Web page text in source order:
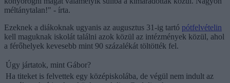
méltánytalan!" - írta.
Ezeknek a diákoknak ugyanis az augusztus 31-ig tartó pótfelvételin
kell maguknak iskolát találni azok közül az intézmények közül, ahol
a férőhelyek kevesebb mint 90 százalékát töltötték fel.
Úgy jártatok, mint Gábor?
Ha titeket is felvettek egy középiskolába, de végül nem indult az